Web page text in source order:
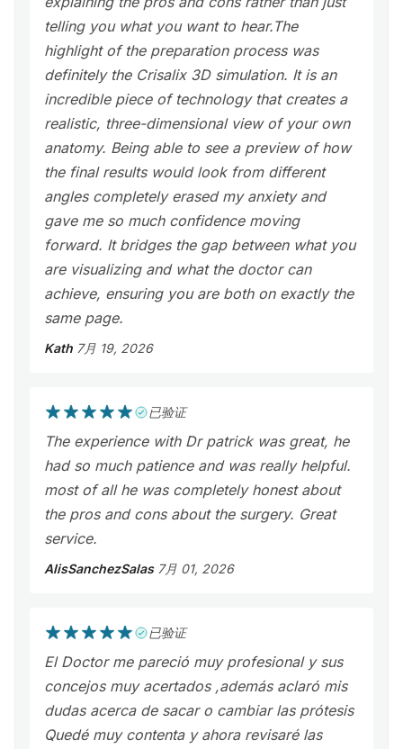
telling you what you want to hear. ​The
highlight of the preparation process was
definitely the Crisalix 3D simulation. It is an
incredible piece of technology that creates a
realistic, three-dimensional view of your own
anatomy. Being able to see a preview of how
the final results would look from different
angles completely erased my anxiety and
gave me so much confidence moving
forward. It bridges the gap between what you
are visualizing and what the doctor can
achieve, ensuring you are both on exactly the
same page.
Kath 7月 19, 2026
已验证
The experience with Dr patrick was great, he
had so much patience and was really helpful.
most of all he was completely honest about
the pros and cons about the surgery. Great
service.
AlisSanchezSalas 7月 01, 2026
已验证
El Doctor me pareció muy profesional y sus
concejos muy acertados ,además aclaró mis
dudas acerca de sacar o cambiar las prótesis
Quedé muy contenta y ahora revisaré las